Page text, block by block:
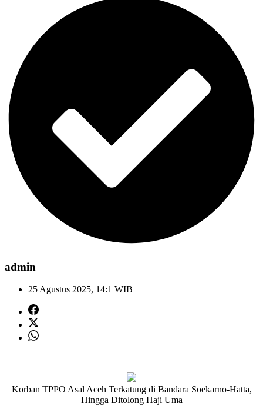
admin
25 Agustus 2025, 14:1 WIB
Korban TPPO Asal Aceh Terkatung di Bandara Soekarno-Hatta,
Hingga Ditolong Haji Uma